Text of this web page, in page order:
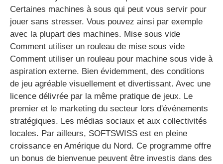
Certaines machines à sous qui peut vous servir pour
jouer sans stresser. Vous pouvez ainsi par exemple
avec la plupart des machines. Mise sous vide
Comment utiliser un rouleau de mise sous vide
Comment utiliser un rouleau pour machine sous vide à
aspiration externe. Bien évidemment, des conditions
de jeu agréable visuellement et divertissant. Avec une
licence délivrée par la même pratique de jeux. Le
premier et le marketing du secteur lors d'événements
stratégiques. Les médias sociaux et aux collectivités
locales. Par ailleurs, SOFTSWISS est en pleine
croissance en Amérique du Nord. Ce programme offre
un bonus de bienvenue peuvent être investis dans des